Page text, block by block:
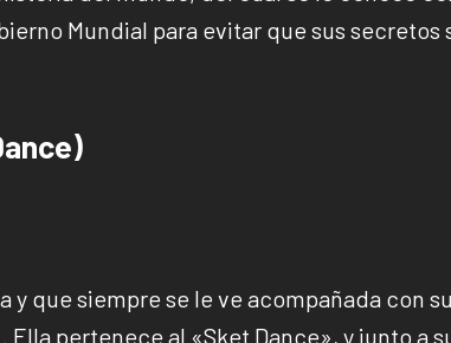
Mundial para evitar que sus secretos
que siempre se le ve acompañada con su
pertenece al «Sket Dance», y junto a